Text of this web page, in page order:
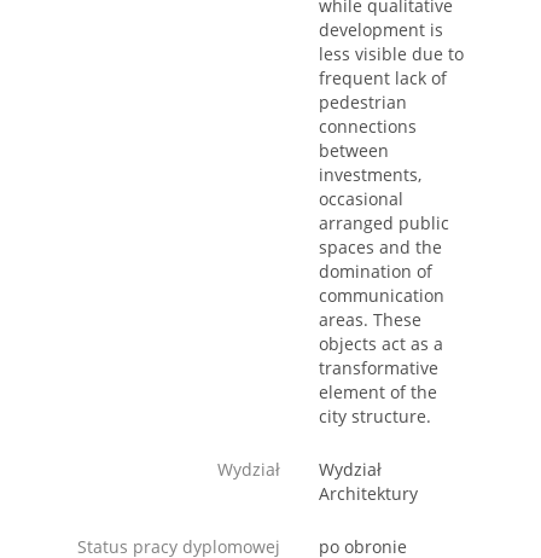
while qualitative
development is
less visible due to
frequent lack of
pedestrian
connections
between
investments,
occasional
arranged public
spaces and the
domination of
communication
areas. These
objects act as a
transformative
element of the
city structure.
Wydział
Wydział
Architektury
Status pracy dyplomowej po obronie